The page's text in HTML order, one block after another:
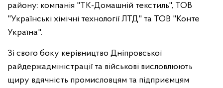
району: компанія "ТК-Домашній текстиль", ТОВ
"Українські хімічні технології ЛТД" та ТОВ "Конте
Україна".
Зі свого боку керівництво Дніпровської
райдержадміністрації та військові висловлюють
щиру вдячність промисловцям та підприємцям